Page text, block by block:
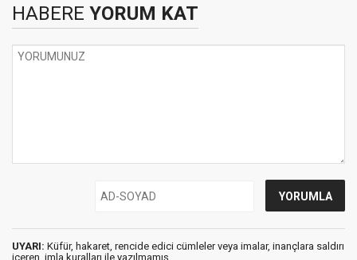
HABERE YORUM KAT
UYARI: Küfür, hakaret, rencide edici cümleler veya imalar, inançlara saldırı
içeren, imla kuralları ile yazılmamış,